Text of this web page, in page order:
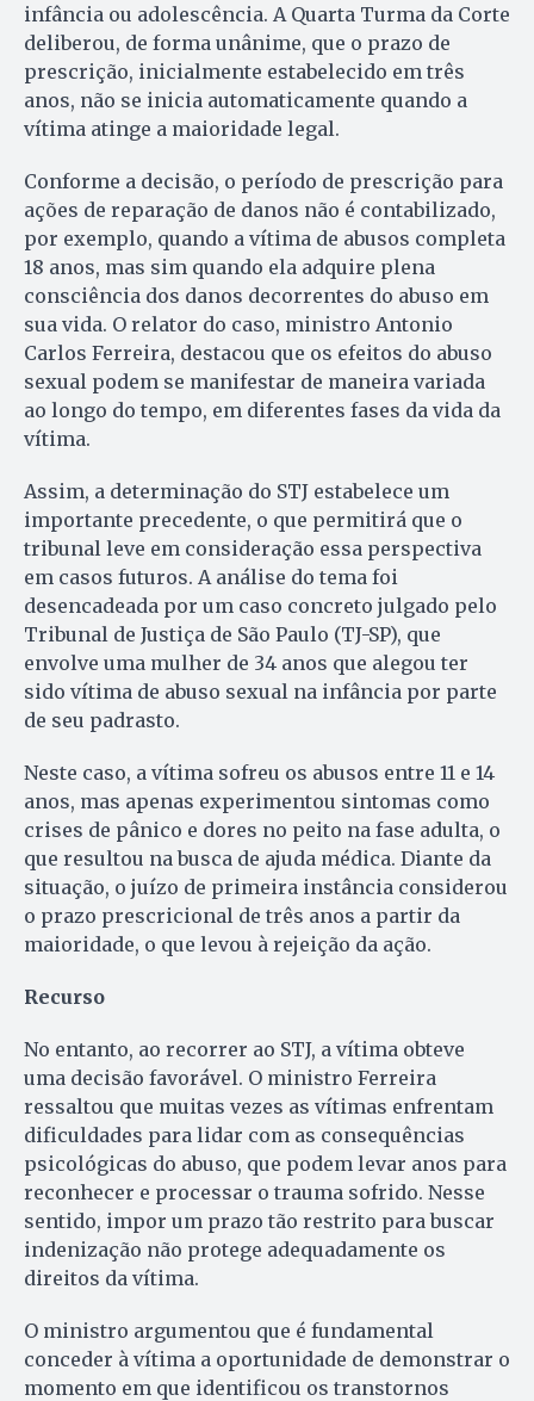
infância ou adolescência. A Quarta Turma da Corte
deliberou, de forma unânime, que o prazo de
prescrição, inicialmente estabelecido em três
anos, não se inicia automaticamente quando a
vítima atinge a maioridade legal.
Conforme a decisão, o período de prescrição para
ações de reparação de danos não é contabilizado,
por exemplo, quando a vítima de abusos completa
18 anos, mas sim quando ela adquire plena
consciência dos danos decorrentes do abuso em
sua vida. O relator do caso, ministro Antonio
Carlos Ferreira, destacou que os efeitos do abuso
sexual podem se manifestar de maneira variada
ao longo do tempo, em diferentes fases da vida da
vítima.
Assim, a determinação do STJ estabelece um
importante precedente, o que permitirá que o
tribunal leve em consideração essa perspectiva
em casos futuros. A análise do tema foi
desencadeada por um caso concreto julgado pelo
Tribunal de Justiça de São Paulo (TJ-SP), que
envolve uma mulher de 34 anos que alegou ter
sido vítima de abuso sexual na infância por parte
de seu padrasto.
Neste caso, a vítima sofreu os abusos entre 11 e 14
anos, mas apenas experimentou sintomas como
crises de pânico e dores no peito na fase adulta, o
que resultou na busca de ajuda médica. Diante da
situação, o juízo de primeira instância considerou
o prazo prescricional de três anos a partir da
maioridade, o que levou à rejeição da ação.
Recurso
No entanto, ao recorrer ao STJ, a vítima obteve
uma decisão favorável. O ministro Ferreira
ressaltou que muitas vezes as vítimas enfrentam
dificuldades para lidar com as consequências
psicológicas do abuso, que podem levar anos para
reconhecer e processar o trauma sofrido. Nesse
sentido, impor um prazo tão restrito para buscar
indenização não protege adequadamente os
direitos da vítima.
O ministro argumentou que é fundamental
conceder à vítima a oportunidade de demonstrar o
momento em que identificou os transtornos